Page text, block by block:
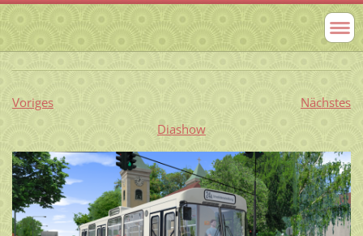
Voriges
Nächstes
Diashow